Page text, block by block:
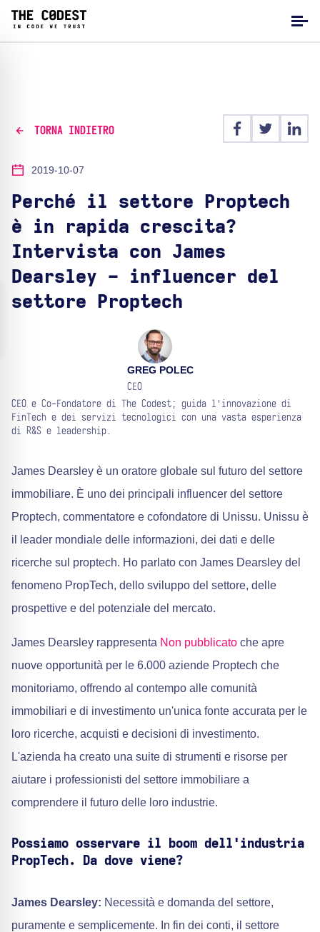
TORNA INDIETRO
2019-10-07
Perché il settore Proptech
è in rapida crescita?
Intervista con James
Dearsley - influencer del
settore Proptech
GREG POLEC
CEO
CEO e Co-Fondatore di The Codest; guida l'innovazione di
FinTech e dei servizi tecnologici con una vasta esperienza
di R&S e leadership.
James Dearsley è un oratore globale sul futuro del settore
immobiliare. È uno dei principali influencer del settore
Proptech, commentatore e cofondatore di Unissu. Unissu è
il leader mondiale delle informazioni, dei dati e delle
ricerche sul proptech. Ho parlato con James Dearsley del
fenomeno PropTech, dello sviluppo del settore, delle
prospettive e del potenziale del mercato.
James Dearsley rappresenta Non pubblicato che apre
nuove opportunità per le 6.000 aziende Proptech che
monitoriamo, offrendo al contempo alle comunità
immobiliari e di investimento un'unica fonte accurata per le
loro ricerche, acquisti e decisioni di investimento.
L'azienda ha creato una suite di strumenti e risorse per
aiutare i professionisti del settore immobiliare a
comprendere il futuro delle loro industrie.
Possiamo osservare il boom dell'industria
PropTech. Da dove viene?
James Dearsley: Necessità e domanda del settore,
puramente e semplicemente. In fin dei conti, il settore